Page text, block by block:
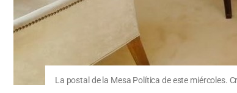
La postal de la Mesa Política de este miércoles.